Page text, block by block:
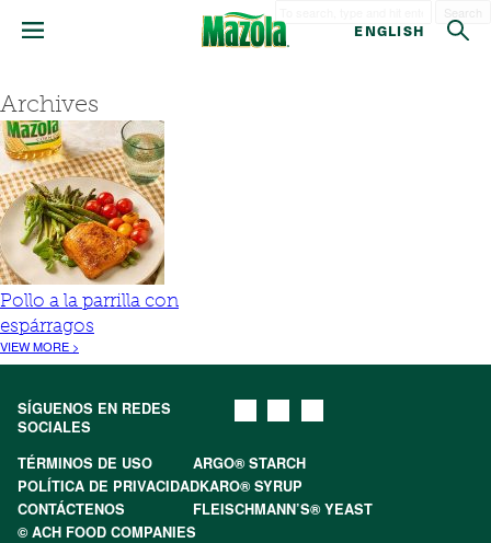
ENGLISH
Archives
Pollo a la parrilla con
espárragos
VIEW MORE >
SÍGUENOS EN REDES
SOCIALES
TÉRMINOS DE USO
ARGO® STARCH
POLÍTICA DE PRIVACIDADKARO® SYRUP
CONTÁCTENOS
FLEISCHMANN’S® YEAST
© ACH FOOD COMPANIES